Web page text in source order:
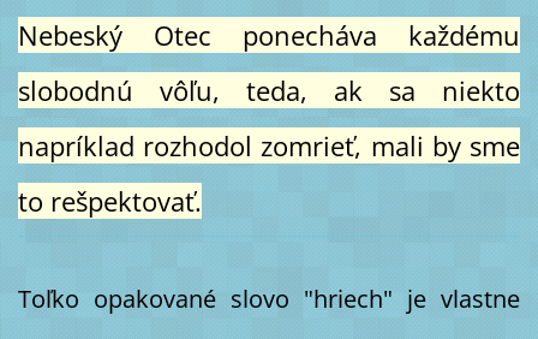
Nebeský Otec ponecháva každému
slobodnú vôľu, teda, ak sa niekto
napríklad rozhodol zomrieť, mali by sme
to rešpektovať.
Toľko opakované slovo "hriech" je vlastne